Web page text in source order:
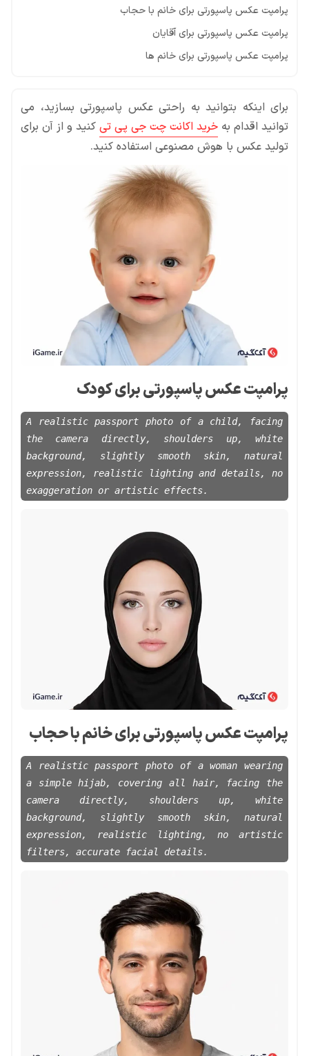
پرامپت عکس پاسپورتی برای خانم با حجاب
پرامپت عکس پاسپورتی برای آقایان
پرامپت عکس پاسپورتی برای خانم ها
برای اینکه بتوانید به راحتی عکس پاسپورتی بسازید، می
توانید اقدام به خرید اکانت چت جی پی تی کنید و از آن برای
تولید عکس با هوش مصنوعی استفاده کنید.
پرامپت عکس پاسپورتی برای کودک
A realistic passport photo of a child, facing
the camera directly, shoulders up, white
background, slightly smooth skin, natural
expression, realistic lighting and details, no
exaggeration or artistic effects.
پرامپت عکس پاسپورتی برای خانم با حجاب
A realistic passport photo of a woman wearing
a simple hijab, covering all hair, facing the
camera directly, shoulders up, white
background, slightly smooth skin, natural
expression, realistic lighting, no artistic
filters, accurate facial details.